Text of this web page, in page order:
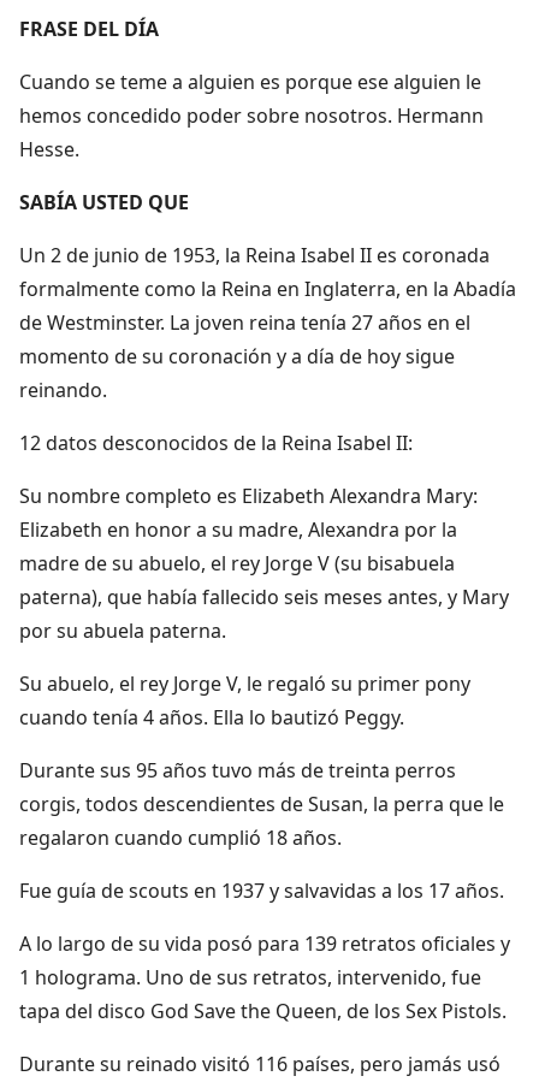
FRASE DEL DÍA
Cuando se teme a alguien es porque ese alguien le
hemos concedido poder sobre nosotros. Hermann
Hesse.
SABÍA USTED QUE
Un 2 de junio de 1953, la Reina Isabel II es coronada
formalmente como la Reina en Inglaterra, en la Abadía
de Westminster. La joven reina tenía 27 años en el
momento de su coronación y a día de hoy sigue
reinando.
12 datos desconocidos de la Reina Isabel II:
Su nombre completo es Elizabeth Alexandra Mary:
Elizabeth en honor a su madre, Alexandra por la
madre de su abuelo, el rey Jorge V (su bisabuela
paterna), que había fallecido seis meses antes, y Mary
por su abuela paterna.
Su abuelo, el rey Jorge V, le regaló su primer pony
cuando tenía 4 años. Ella lo bautizó Peggy.
Durante sus 95 años tuvo más de treinta perros
corgis, todos descendientes de Susan, la perra que le
regalaron cuando cumplió 18 años.
Fue guía de scouts en 1937 y salvavidas a los 17 años.
A lo largo de su vida posó para 139 retratos oficiales y
1 holograma. Uno de sus retratos, intervenido, fue
tapa del disco God Save the Queen, de los Sex Pistols.
Durante su reinado visitó 116 países, pero jamás usó